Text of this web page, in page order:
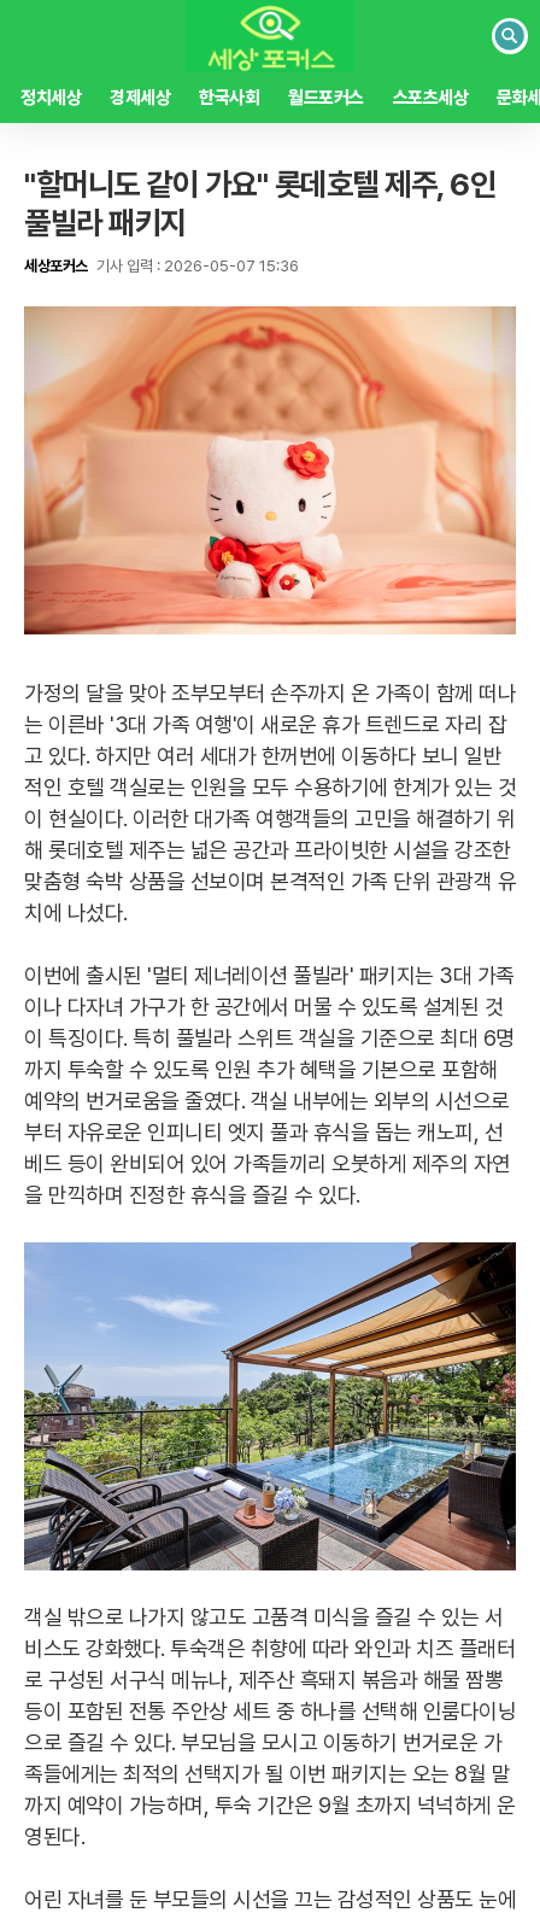
검
정치세상 경제세상 한국사회 월드포커스 스포츠세상 문화
"할머니도 같이 가요" 롯데호텔 제주, 6인
풀빌라 패키지
세상포커스 기사 입력 : 2026-05-07 15:36
가정의 달을 맞아 조부모부터 손주까지 온 가족이 함께 떠나
는 이른바 '3대 가족 여행'이 새로운 휴가 트렌드로 자리 잡
고 있다. 하지만 여러 세대가 한꺼번에 이동하다 보니 일반
적인 호텔 객실로는 인원을 모두 수용하기에 한계가 있는 것
이 현실이다. 이러한 대가족 여행객들의 고민을 해결하기 위
해 롯데호텔 제주는 넓은 공간과 프라이빗한 시설을 강조한
맞춤형 숙박 상품을 선보이며 본격적인 가족 단위 관광객 유
치에 나섰다.
이번에 출시된 '멀티 제너레이션 풀빌라' 패키지는 3대 가족
이나 다자녀 가구가 한 공간에서 머물 수 있도록 설계된 것
이 특징이다. 특히 풀빌라 스위트 객실을 기준으로 최대 6명
까지 투숙할 수 있도록 인원 추가 혜택을 기본으로 포함해
예약의 번거로움을 줄였다. 객실 내부에는 외부의 시선으로
부터 자유로운 인피니티 엣지 풀과 휴식을 돕는 캐노피, 선
베드 등이 완비되어 있어 가족들끼리 오붓하게 제주의 자연
을 만끽하며 진정한 휴식을 즐길 수 있다.
객실 밖으로 나가지 않고도 고품격 미식을 즐길 수 있는 서
비스도 강화했다. 투숙객은 취향에 따라 와인과 치즈 플래터
로 구성된 서구식 메뉴나, 제주산 흑돼지 볶음과 해물 짬뽕
등이 포함된 전통 주안상 세트 중 하나를 선택해 인룸다이닝
으로 즐길 수 있다. 부모님을 모시고 이동하기 번거로운 가
족들에게는 최적의 선택지가 될 이번 패키지는 오는 8월 말
까지 예약이 가능하며, 투숙 기간은 9월 초까지 넉넉하게 운
영된다.
어린 자녀를 둔 부모들의 시선을 끄는 감성적인 상품도 눈에